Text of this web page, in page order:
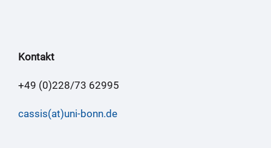
Kontakt
+49 (0)228/73 62995
cassis(at)uni-bonn.de